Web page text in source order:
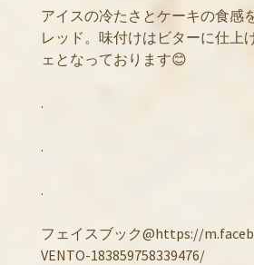
アイスの冷たさとケーキの食感
レッド。味付けはビターに仕上
ェとなっております😊
.
.
.
フェイスブック@https://
VENTO-183859758339476/